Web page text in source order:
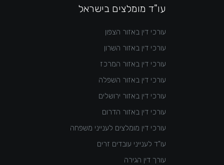
עו"ד מומלצים בישראל
עורכי דין באזור הצפון
עורכי דין באזור השרון
עורכי דין באזור המרכז
עורכי דין באזור השפלה
עורכי דין באזור ירושלים
עורכי דין באזור הדרום
עורכי דין מומלצים לענייני משפחה
עו"ד לענייני עובדים זרים
עורך דין הגירה